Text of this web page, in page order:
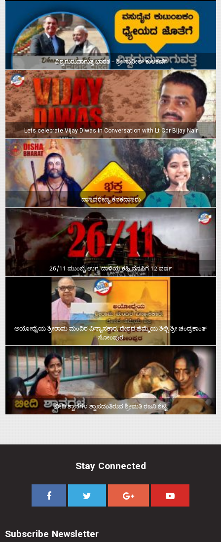
ವಿಶ್ವಗುರುವಾಗುತ್ತ ಭಾರತ – ಶ್ರೀ ಸುನೀಲ್‌ ಕುಲಕರ್ಣಿ
Lets celebrate Vijay Diwas in Conversation with Lt Cdr Bijay Nair
ದಾಸವರೇಣ್ಯ ಕನಕದಾಸರು
26/11 ಮುಂಬೈ ಉಗ್ರ ದಾಳಿಯ ಕಹಿ ನೆನಪಿಗೆ 12 ವರ್ಷ
ಅಯೋಧ್ಯೆಯ ಶ್ರೀರಾಮ ಮಂದಿರ ವಿನ್ಯಾಸಕಾರ, ದೇಶದ ಹೆಮ್ಮೆಯ ಶಿಲ್ಪಿ ಶ್ರೀ ಚಂದ್ರಕಾಂತ್‌
ಸೋಂಪುರ
ಬೀದಿ ಶ್ವಾನಗಳ ಶ್ವಾಸದಂತಿರುವ ಶ್ರೀಮತಿ ರಜನಿ ಶೆಟ್ಟಿ
Stay Connected
Subscribe Newsletter